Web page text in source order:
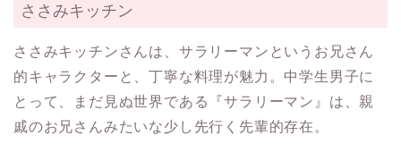
ささみキッチン
ささみキッチンさんは、サラリーマンというお兄さん
的キャラクターと、丁寧な料理が魅力。中学生男子に
とって、まだ見ぬ世界である『サラリーマン』は、親
戚のお兄さんみたいな少し先行く先輩的存在。